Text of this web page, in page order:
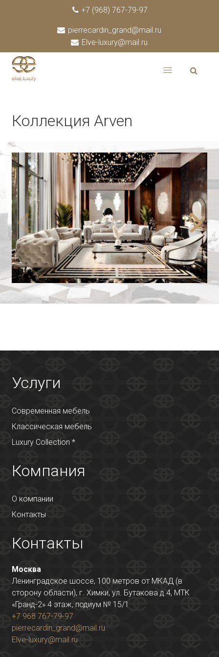
+7 (968) 767-79-97
pierrecardin_grand@mail.ru
Elve-luxury@mail.ru
Коллекция Arven
Услуги
Современная мебель
Классическая мебель
Luxury Collection *
Компания
О компании
Контакты
Контакты
Москва
Ленинградское шоссе, 100 метров от МКАД (в
сторону области), г. Химки, ул. Бутакова д.4, МТК
«Гранд-2» 4 этаж, подиум № 15/1
+7 968 767-79-97
pierrecardin_grand@mail.ru
Elve-luxury@mail.ru